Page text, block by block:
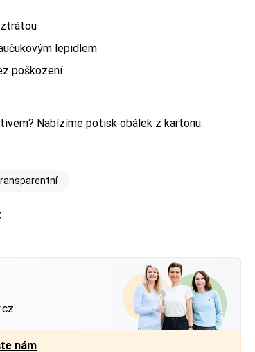
ztrátou
lepidlem
poškození
Nabízíme potisk obálek z kartonu.
nám